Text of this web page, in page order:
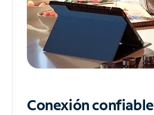
Conexión confiable